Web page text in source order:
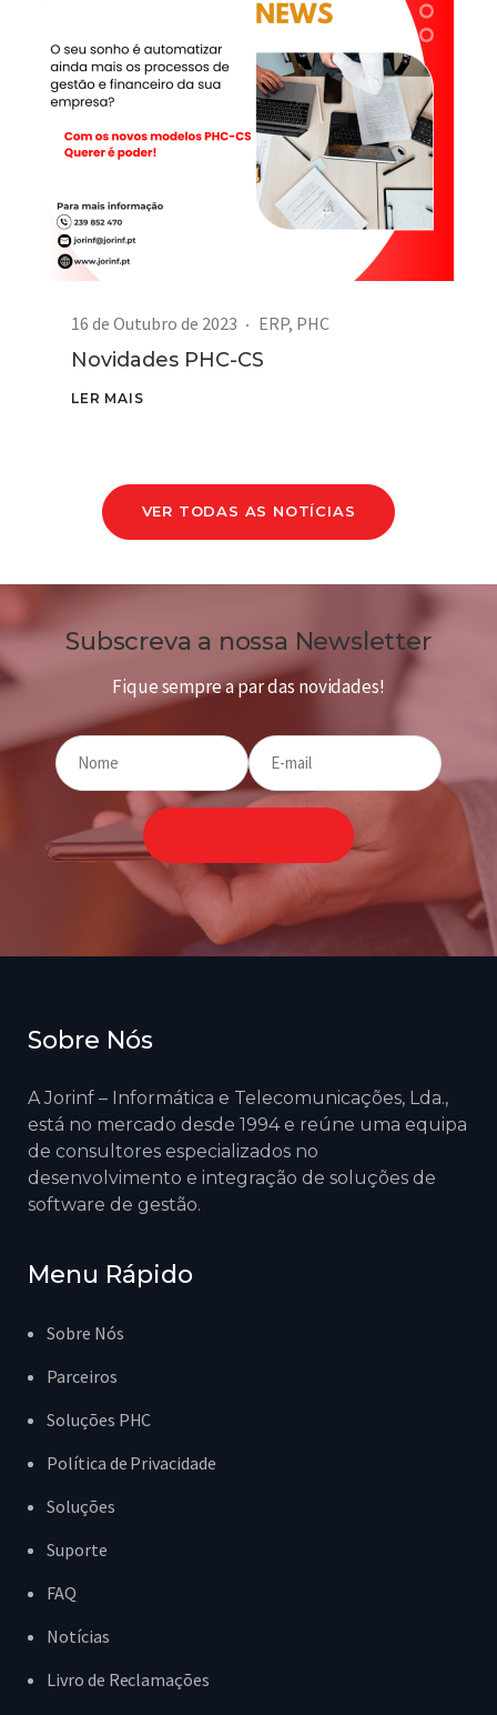
16 de Outubro de 2023 ERP, PHC
Novidades PHC-CS
LER MAIS
VER TODAS AS NOTÍCIAS
Subscreva a nossa Newsletter
Fique sempre a par das novidades!
Sobre Nós
A Jorinf – Informática e Telecomunicações, Lda.,
está no mercado desde 1994 e reúne uma equipa
de consultores especializados no
desenvolvimento e integração de soluções de
software de gestão.
Menu Rápido
Sobre Nós
Parceiros
Soluções PHC
Política de Privacidade
Soluções
Suporte
FAQ
Notícias
Livro de Reclamações